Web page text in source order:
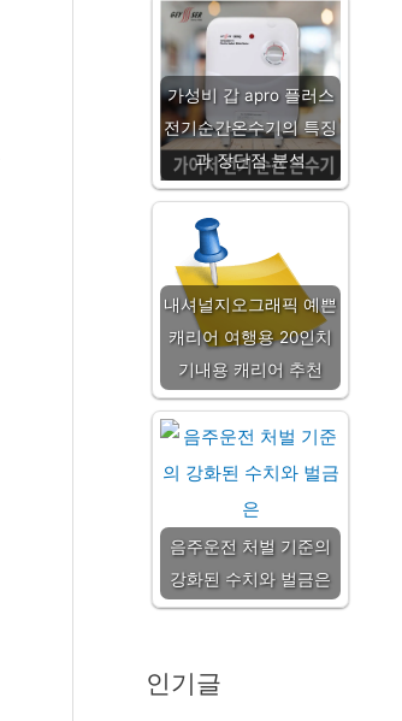
가성비 갑 apro 플러스
전기순간온수기의 특징
과 장단점 분석
내셔널지오그래픽 예쁜
캐리어 여행용 20인치
기내용 캐리어 추천
음주운전 처벌 기준의
강화된 수치와 벌금은
인기글